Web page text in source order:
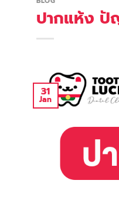
ปากแห้ง ปั
31
Jan